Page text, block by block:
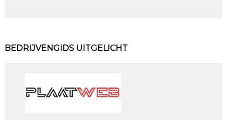
BEDRIJVENGIDS UITGELICHT